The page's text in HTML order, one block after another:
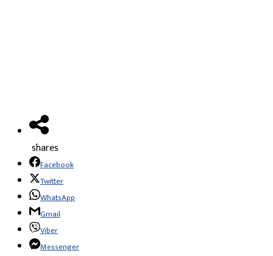
shares
Facebook
Twitter
WhatsApp
Gmail
Viber
Messenger